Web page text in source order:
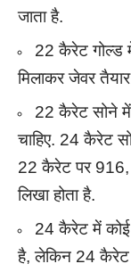
जाता है.
22 कैरेट गोल्ड
मिलाकर जेवर
22 कैरेट सोने
चाहिए. 24 कैरेट
22 कैरेट पर
लिखा होता है.
24 कैरेट में कोई
है, लेकिन 24 कैरेट